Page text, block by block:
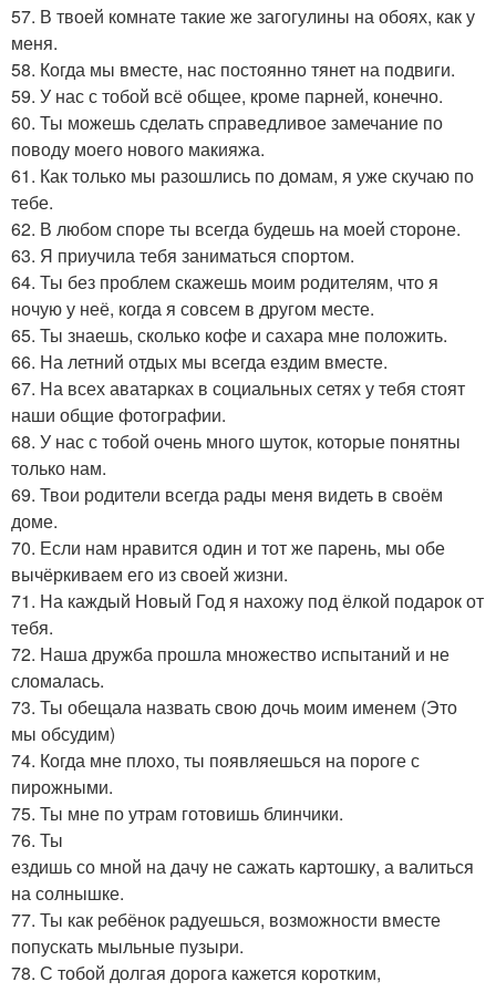
57. В твоей комнате такие же загогулины на обоях, как у
меня.
58. Когда мы вместе, нас постоянно тянет на подвиги.
59. У нас с тобой всё общее, кроме парней, конечно.
60. Ты можешь сделать справедливое замечание по
поводу моего нового макияжа.
61. Как только мы разошлись по домам, я уже скучаю по
тебе.
62. В любом споре ты всегда будешь на моей стороне.
63. Я приучила тебя заниматься спортом.
64. Ты без проблем скажешь моим родителям, что я
ночую у неё, когда я совсем в другом месте.
65. Ты знаешь, сколько кофе и сахара мне положить.
66. На летний отдых мы всегда ездим вместе.
67. На всех аватарках в социальных сетях у тебя стоят
наши общие фотографии.
68. У нас с тобой очень много шуток, которые понятны
только нам.
69. Твои родители всегда рады меня видеть в своём
доме.
70. Если нам нравится один и тот же парень, мы обе
вычёркиваем его из своей жизни.
71. На каждый Новый Год я нахожу под ёлкой подарок от
тебя.
72. Наша дружба прошла множество испытаний и не
сломалась.
73. Ты обещала назвать свою дочь моим именем (Это
мы обсудим)
74. Когда мне плохо, ты появляешься на пороге с
пирожными.
75. Ты мне по утрам готовишь блинчики.
76. Ты
ездишь со мной на дачу не сажать картошку, а валиться
на солнышке.
77. Ты как ребёнок радуешься, возможности вместе
попускать мыльные пузыри.
78. С тобой долгая дорога кажется коротким,